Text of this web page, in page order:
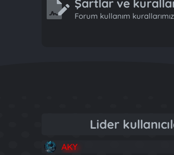
Şartlar ve
Forum kullanım
Lider
AKY